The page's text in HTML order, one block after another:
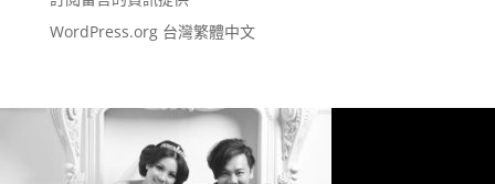
WordPress.org 台灣繁體中文